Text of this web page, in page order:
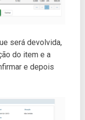
será devolvida,
do item e a
e depois